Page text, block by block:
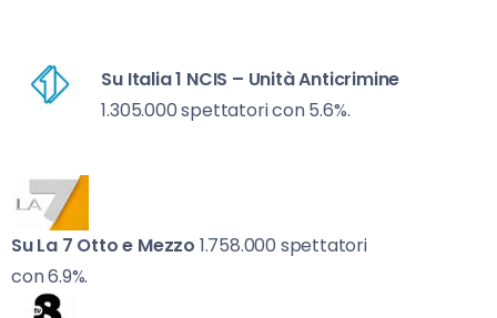
Su Italia 1 NCIS – Unità Anticrimine
1.305.000 spettatori con 5.6%.
Su La 7 Otto e Mezzo 1.758.000 spettatori
con 6.9%.